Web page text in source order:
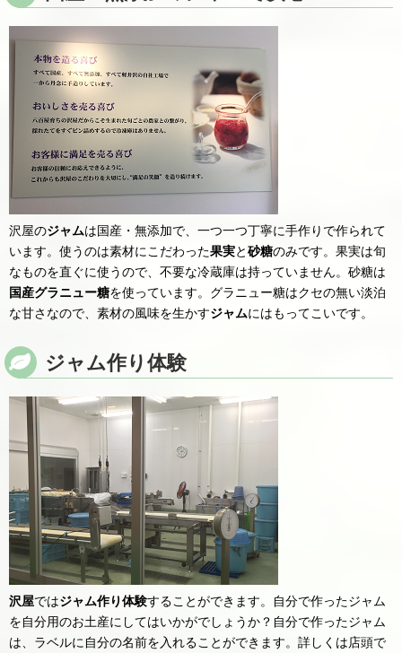
沢屋のジャムは国産・無添加で、一つ一つ丁寧に手作りで作られて
います。使うのは素材にこだわった果実と砂糖のみです。果実は旬
なものを直ぐに使うので、不要な冷蔵庫は持っていません。砂糖は
国産グラニュー糖を使っています。グラニュー糖はクセの無い淡泊
な甘さなので、素材の風味を生かすジャムにはもってこいです。
ジャム作り体験
沢屋ではジャム作り体験することができます。自分で作ったジャム
を自分用のお土産にしてはいかがでしょうか？自分で作ったジャム
は、ラベルに自分の名前を入れることができます。詳しくは店頭で